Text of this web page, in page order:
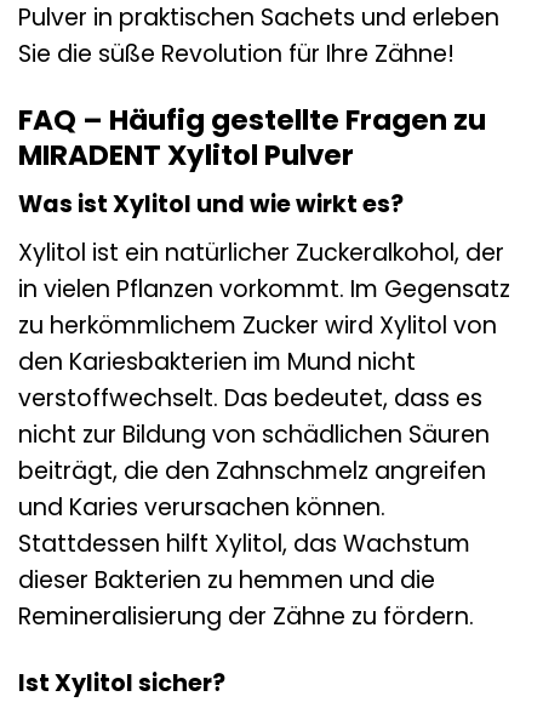
Pulver in praktischen Sachets und erleben
Sie die süße Revolution für Ihre Zähne!
FAQ – Häufig gestellte Fragen zu
MIRADENT Xylitol Pulver
Was ist Xylitol und wie wirkt es?
Xylitol ist ein natürlicher Zuckeralkohol, der
in vielen Pflanzen vorkommt. Im Gegensatz
zu herkömmlichem Zucker wird Xylitol von
den Kariesbakterien im Mund nicht
verstoffwechselt. Das bedeutet, dass es
nicht zur Bildung von schädlichen Säuren
beiträgt, die den Zahnschmelz angreifen
und Karies verursachen können.
Stattdessen hilft Xylitol, das Wachstum
dieser Bakterien zu hemmen und die
Remineralisierung der Zähne zu fördern.
Ist Xylitol sicher?